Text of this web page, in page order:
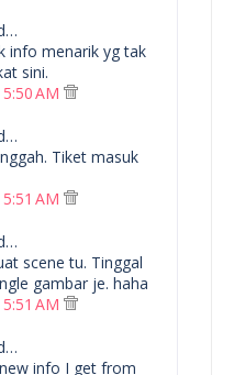
info menarik yg tak
sini.
AM
Tiket masuk
AM
scene tu. Tinggal
gambar je. haha
AM
info I get from